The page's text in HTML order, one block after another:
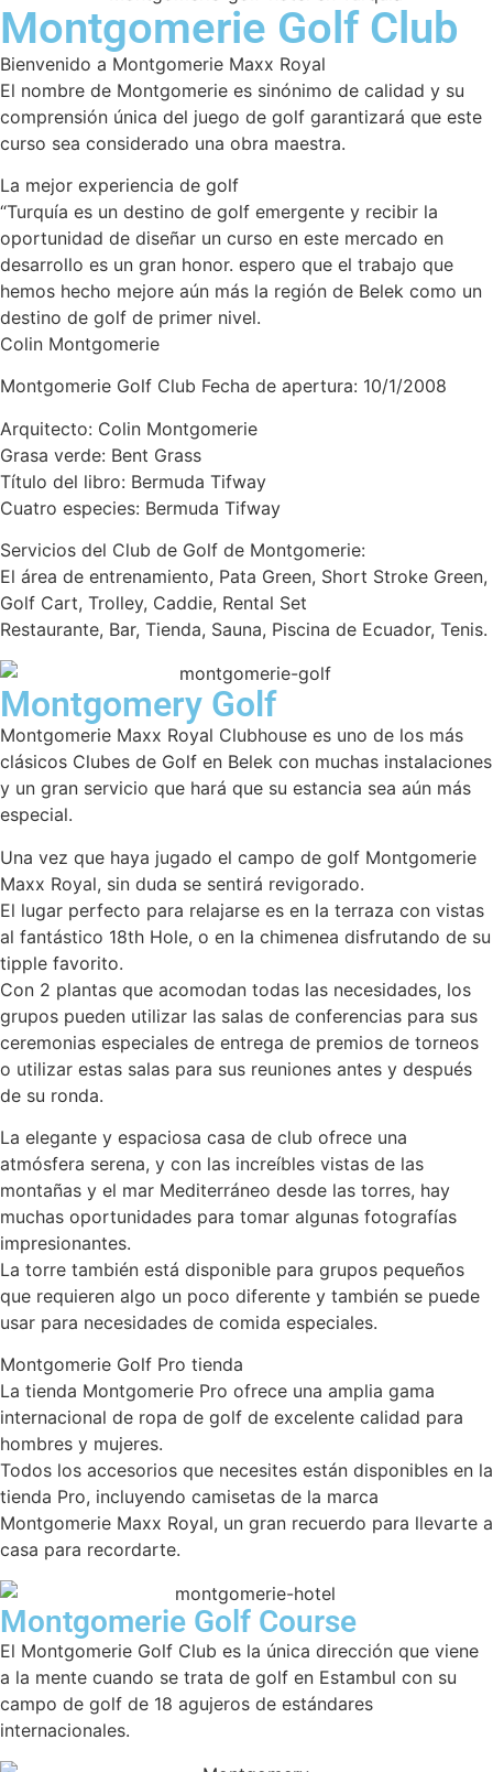
Montgomerie Golf Club
Bienvenido a Montgomerie Maxx Royal
El nombre de Montgomerie es sinónimo de calidad y su
comprensión única del juego de golf garantizará que este
curso sea considerado una obra maestra.
La mejor experiencia de golf
“Turquía es un destino de golf emergente y recibir la
oportunidad de diseñar un curso en este mercado en
desarrollo es un gran honor. espero que el trabajo que
hemos hecho mejore aún más la región de Belek como un
destino de golf de primer nivel.
Colin Montgomerie
Montgomerie Golf Club Fecha de apertura: 10/1/2008
Arquitecto: Colin Montgomerie
Grasa verde: Bent Grass
Título del libro: Bermuda Tifway
Cuatro especies: Bermuda Tifway
Servicios del Club de Golf de Montgomerie:
El área de entrenamiento, Pata Green, Short Stroke Green,
Golf Cart, Trolley, Caddie, Rental Set
Restaurante, Bar, Tienda, Sauna, Piscina de Ecuador, Tenis.
Montgomery Golf
Montgomerie Maxx Royal Clubhouse es uno de los más
clásicos Clubes de Golf en Belek con muchas instalaciones
y un gran servicio que hará que su estancia sea aún más
especial.
Una vez que haya jugado el campo de golf Montgomerie
Maxx Royal, sin duda se sentirá revigorado.
El lugar perfecto para relajarse es en la terraza con vistas
al fantástico 18th Hole, o en la chimenea disfrutando de su
tipple favorito.
Con 2 plantas que acomodan todas las necesidades, los
grupos pueden utilizar las salas de conferencias para sus
ceremonias especiales de entrega de premios de torneos
o utilizar estas salas para sus reuniones antes y después
de su ronda.
La elegante y espaciosa casa de club ofrece una
atmósfera serena, y con las increíbles vistas de las
montañas y el mar Mediterráneo desde las torres, hay
muchas oportunidades para tomar algunas fotografías
impresionantes.
La torre también está disponible para grupos pequeños
que requieren algo un poco diferente y también se puede
usar para necesidades de comida especiales.
Montgomerie Golf Pro tienda
La tienda Montgomerie Pro ofrece una amplia gama
internacional de ropa de golf de excelente calidad para
hombres y mujeres.
Todos los accesorios que necesites están disponibles en la
tienda Pro, incluyendo camisetas de la marca
Montgomerie Maxx Royal, un gran recuerdo para llevarte a
casa para recordarte.
Montgomerie Golf Course
El Montgomerie Golf Club es la única dirección que viene
a la mente cuando se trata de golf en Estambul con su
campo de golf de 18 agujeros de estándares
internacionales.